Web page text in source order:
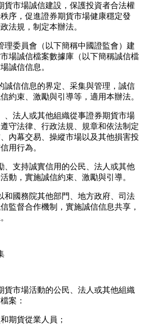
貨市場誠信建設，保護投資者合法權
序，促進證券期貨市場健康穩定發
法規，制定本辦法。
委員會（以下簡稱中國證監會）建
場誠信檔案數據庫（以下簡稱誠信檔
誠信信息。
誠信信息的界定、采集與管理，誠信
約束、激勵與引導等，適用本辦法。
、法人或其他組織從事證券期貨市場
守法律、行政法規、規章和依法制定
內幕交易、操縱市場以及其他損害投
用行為。
、支持誠實信用的公民、法人或其他
動，實施誠信約束、激勵與引導。
和國務院其他部門、地方政府、司法
監督合作機制，實施誠信信息共享，
貨市場活動的公民、法人或其他組織
案：
期貨從業人員；